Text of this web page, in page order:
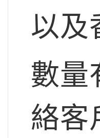
以及
數量
絡客